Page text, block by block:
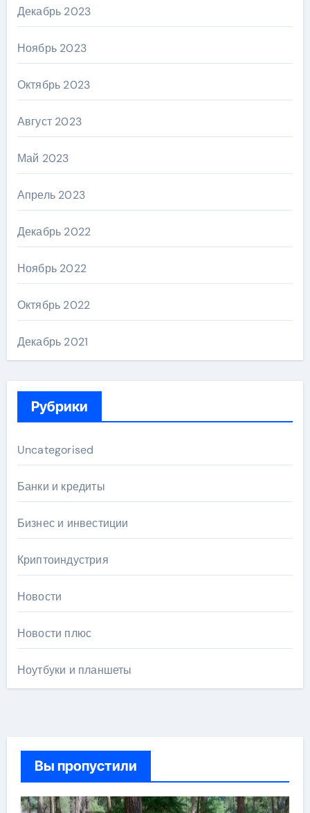
Декабрь 2023
Ноябрь 2023
Октябрь 2023
Август 2023
Май 2023
Апрель 2023
Декабрь 2022
Ноябрь 2022
Октябрь 2022
Декабрь 2021
Рубрики
Uncategorised
Банки и кредиты
Бизнес и инвестиции
Криптоиндустрия
Новости
Новости плюс
Ноутбуки и планшеты
Вы пропустили